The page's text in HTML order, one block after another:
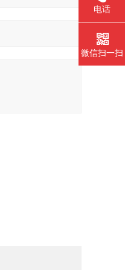
电话
微信扫一扫